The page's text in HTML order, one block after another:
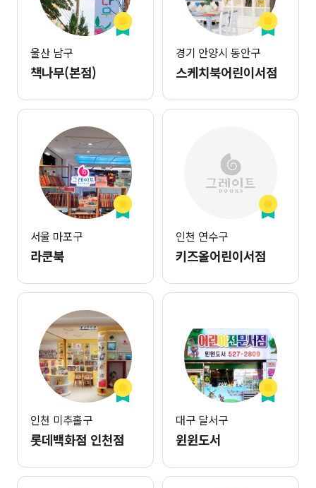
울산 남구
책나무(본점)
경기 안양시 동안구
스케치북어린이서점
서울 마포구
라쿤북
인천 연수구
키즈올어린이서점
인천 미추홀구
롯데백화점 인천점
대구 달서구
윈윈도서